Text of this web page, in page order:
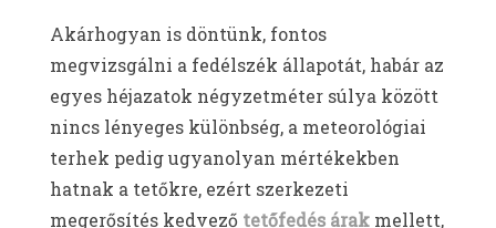
Akárhogyan is döntünk, fontos
megvizsgálni a fedélszék állapotát, habár az
egyes héjazatok négyzetméter súlya között
nincs lényeges különbség, a meteorológiai
terhek pedig ugyanolyan mértékekben
hatnak a tetőkre, ezért szerkezeti
megerősítés kedvező tetőfedés árak mellett,